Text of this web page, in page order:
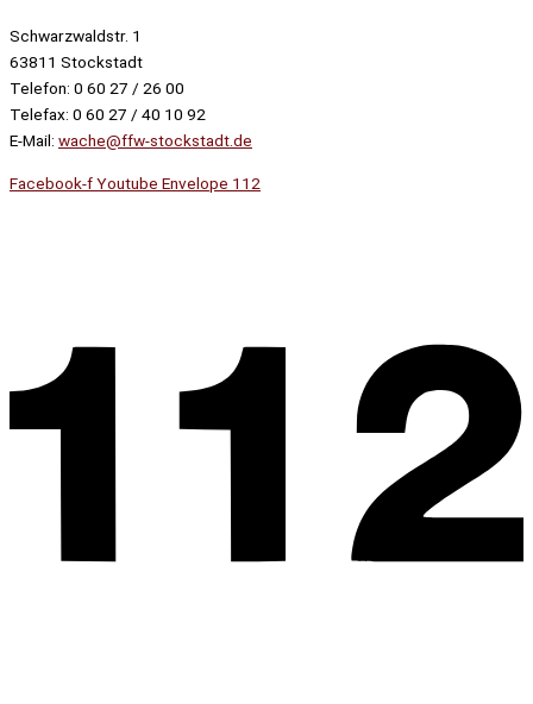
Schwarzwaldstr. 1
63811 Stockstadt
Telefon: 0 60 27 / 26 00
Telefax: 0 60 27 / 40 10 92
E-Mail: wache@ffw-stockstadt.de
Facebook-fYoutube Envelope 112